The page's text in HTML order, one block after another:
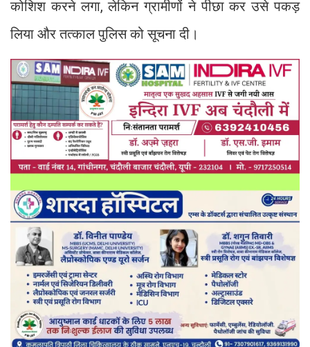
कोशिश करने लगा, लेकिन ग्रामीणों ने पीछा कर उसे पकड़
लिया और तत्काल पुलिस को सूचना दी।